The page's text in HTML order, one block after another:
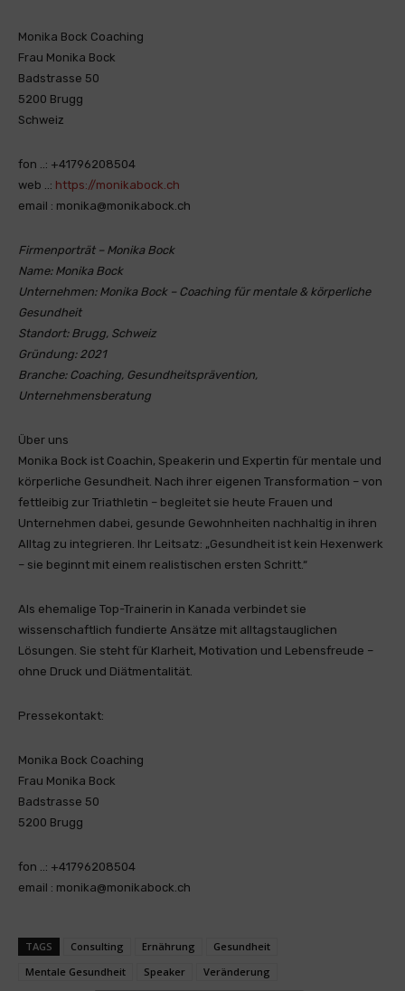
Monika Bock Coaching
Frau Monika Bock
Badstrasse 50
5200 Brugg
Schweiz
fon ..: +41796208504
web ..: https://monikabock.ch
email : monika@monikabock.ch
Firmenporträt – Monika Bock
Name: Monika Bock
Unternehmen: Monika Bock – Coaching für mentale & körperliche
Gesundheit
Standort: Brugg, Schweiz
Gründung: 2021
Branche: Coaching, Gesundheitsprävention,
Unternehmensberatung
Über uns
Monika Bock ist Coachin, Speakerin und Expertin für mentale und
körperliche Gesundheit. Nach ihrer eigenen Transformation – von
fettleibig zur Triathletin – begleitet sie heute Frauen und
Unternehmen dabei, gesunde Gewohnheiten nachhaltig in ihren
Alltag zu integrieren. Ihr Leitsatz: „Gesundheit ist kein Hexenwerk
– sie beginnt mit einem realistischen ersten Schritt.“
Als ehemalige Top-Trainerin in Kanada verbindet sie
wissenschaftlich fundierte Ansätze mit alltagstauglichen
Lösungen. Sie steht für Klarheit, Motivation und Lebensfreude –
ohne Druck und Diätmentalität.
Pressekontakt:
Monika Bock Coaching
Frau Monika Bock
Badstrasse 50
5200 Brugg
fon ..: +41796208504
email : monika@monikabock.ch
TAGS Consulting Ernährung
Gesundheit
Mentale Gesundheit
Speaker Veränderung